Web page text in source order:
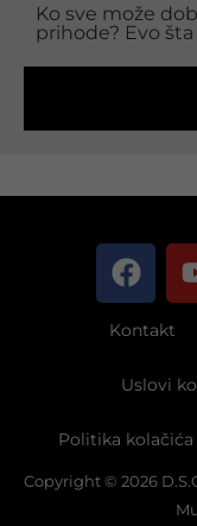
Ko sve može
prihode? Evo
Kontakt
Uslovi
Politika kolačića
Copyright © 2026